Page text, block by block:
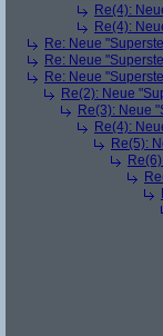
Re(4):
Re(4):
Re: Neue
Re: Neue
Re: Neue
Re(2): Neue
Re(3): Neue
Re(4):
Re(5):